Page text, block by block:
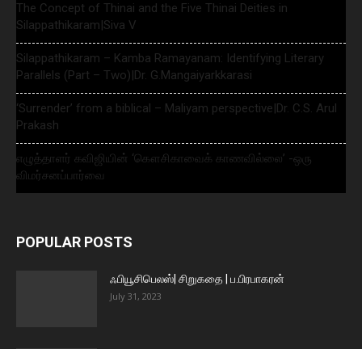
The Concept of Thinai and the Five Thinai Deities in
Silappathikaram|Siva V
Silappathikaram – Kamba Ramayanam: Identifying Literary
Parallels (Part – Two)|Dr. G.Mangaiyarkkarasi
‘Surrender’ from a biblical – Maliyam perspective|Dr. C.S. Arul
Prakash
எழுத்தாளர் கவிஜியின் ‘கௌசிகாவைக் காணவில்லை’ -ஒரு
விமர்சனப்பார்வை
POPULAR POSTS
ஃபியூசிபெலஸ்| சிறுகதை | ப.பிரபாகரன்
July 31, 2023